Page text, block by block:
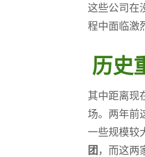
这些公司在
程中面临激
历史
其中距离现
场。两年前
一些规模较
团，而这两